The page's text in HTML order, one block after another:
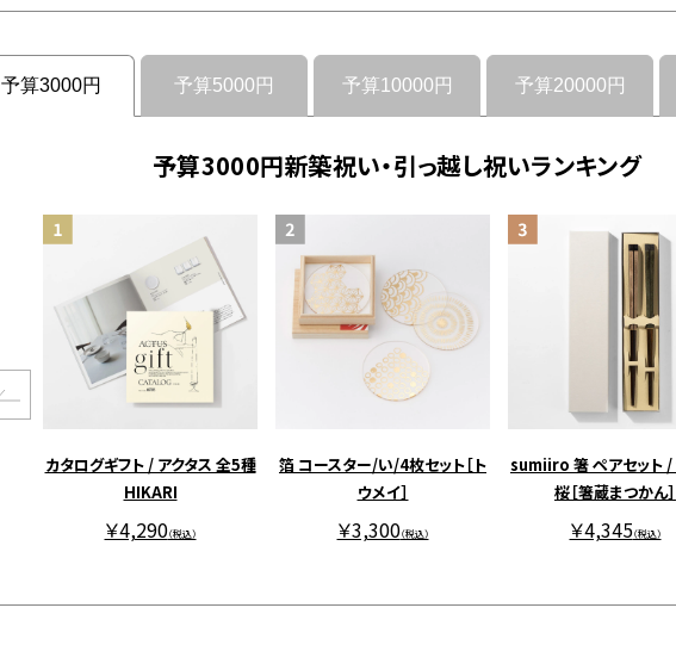
予算3000円 予算5000円 予算10000円 予算20000円
予算3000円新築祝い・引っ越し祝いランキング
カタログギフト / アクタス 全5種
HIKARI
￥4,290（税込）
箔 コースター/い/4枚セット［ト
ウメイ］
￥3,300（税込）
sumiiro 箸 ペアセット /
桜［箸蔵まつかん］
￥4,345（税込）